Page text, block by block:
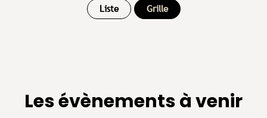
Liste Grille
Les évènements à venir